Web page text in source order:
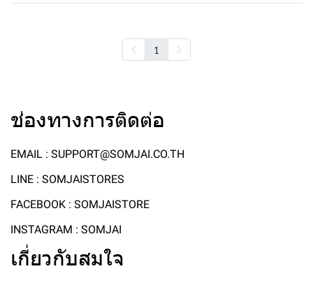
1
ช่องทางการติดต่อ
EMAIL : SUPPORT@SOMJAI.CO.TH
LINE : SOMJAISTORES
FACEBOOK : SOMJAISTORE
INSTAGRAM : SOMJAI
เกี่ยวกับสมใจ